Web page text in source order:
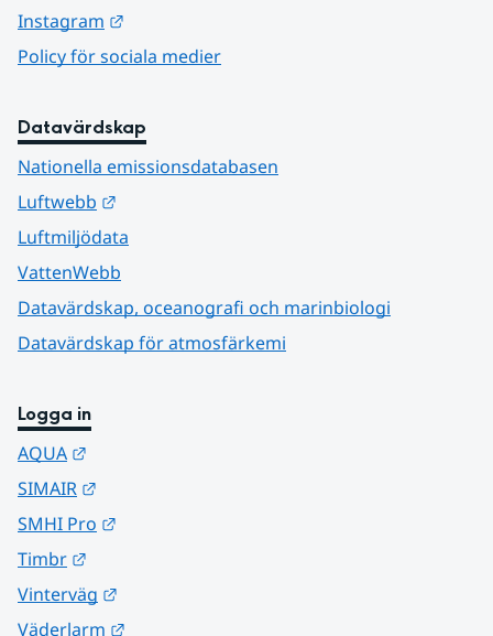
Instagram
Policy för sociala medier
Datavärdskap
Nationella emissionsdatabasen
Luftwebb
Luftmiljödata
VattenWebb
Datavärdskap, oceanografi och marinbiologi
Datavärdskap för atmosfärkemi
Logga in
AQUA
SIMAIR
SMHI Pro
Timbr
Vinterväg
Väderlarm